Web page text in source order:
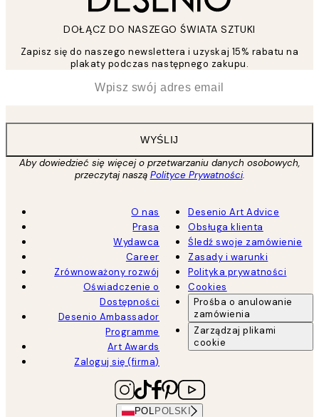
DOŁĄCZ DO NASZEGO ŚWIATA SZTUKI
Zapisz się do naszego newslettera i uzyskaj 15% rabatu na
plakaty podczas następnego zakupu.
WYŚLIJ
Aby dowiedzieć się więcej o przetwarzaniu danych osobowych,
przeczytaj naszą Polityce Prywatności.
O nas
Prasa
Wydawca
Career
Zrównoważony rozwój
Oświadczenie o
Dostępności
Desenio Ambassador
Programme
Art Awards
Zaloguj się (firma)
Desenio Art Advice
Obsługa klienta
Śledź swoje zamówienie
Zasady i warunki
Polityka prywatności
Cookies
Prośba o anulowanie
zamówienia
Zarządzaj plikami
cookie
POL POLSKI